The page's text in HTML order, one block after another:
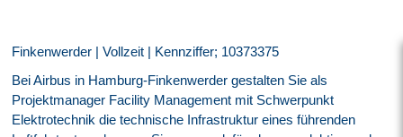
Finkenwerder | Vollzeit | Kennziffer; 10373375
Bei Airbus in Hamburg-Finkenwerder gestalten Sie als
Projektmanager Facility Management mit Schwerpunkt
Elektrotechnik die technische Infrastruktur eines führenden